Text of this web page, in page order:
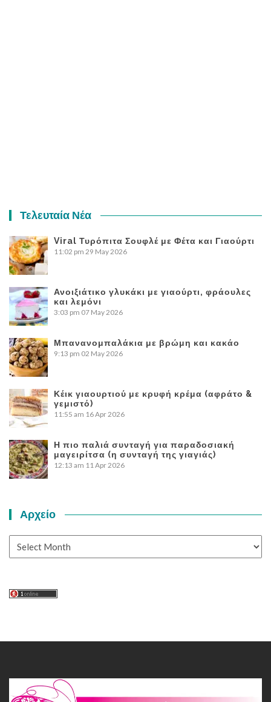
Τελευταία Νέα
Viral Τυρόπιτα Σουφλέ με Φέτα και Γιαούρτι
11:02 pm 29 May 2026
Ανοιξιάτικο γλυκάκι με γιαούρτι, φράουλες
και λεμόνι
3:03 pm 07 May 2026
Μπανανομπαλάκια με βρώμη και κακάο
9:13 pm 02 May 2026
Κέικ γιαουρτιού με κρυφή κρέμα (αφράτο &
γεμιστό)
11:55 am 16 Apr 2026
Η πιο παλιά συνταγή για παραδοσιακή
μαγειρίτσα (η συνταγή της γιαγιάς)
12:13 am 11 Apr 2026
Αρχείο